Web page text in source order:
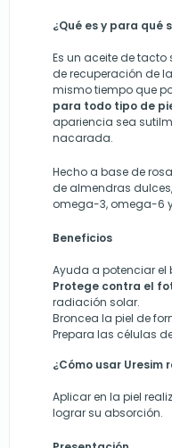
¿Qué es y para qué
Es un aceite de tacto
de recuperación de
mismo tiempo que
para todo tipo de
apariencia sea
nacarada.
Hecho a base de
de almendras
omega-3, omega-6
Beneficios
Ayuda a potenciar el
Protege contra el
radiación solar.
Broncea la piel de
Prepara las células
¿Cómo usar Uresim
Aplicar en la piel
lograr su absorción.